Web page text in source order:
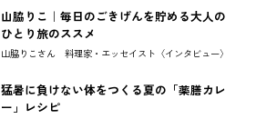
山脇りこ｜毎日のごきげんを貯める大人の
ひとり旅のススメ
山脇りこさん 料理家・エッセイスト〈インタビュー〉
猛暑に負けない体をつくる夏の「薬膳カレ
ー」レシピ